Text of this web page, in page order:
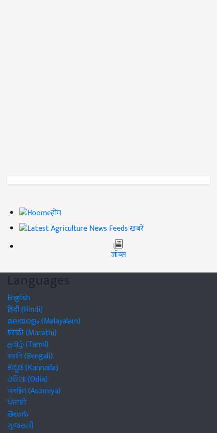
होम
ख़बरें
जॉब्स
Languages
English
हिंदी (Hindi)
മലയാളം (Malayalam)
मराठी (Marathi)
தமிழ் (Tamil)
বাঙালি (Bengali)
ಕನ್ನಡ (Kannada)
ଓଡିଆ (Odia)
অসমীয়া (Asomiya)
ਪੰਜਾਬੀ
తెలుగు
ગુજરાતી